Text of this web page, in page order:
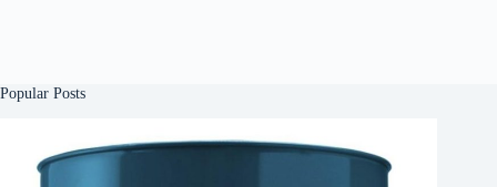
Popular Posts